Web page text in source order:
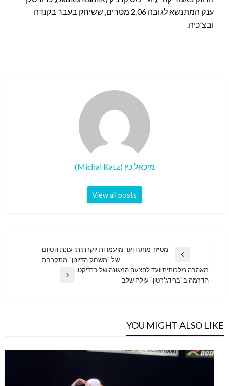
ענק המתנשא לגובה 2.06 מטרים, ששיחק בעבר בקנדה
ובצ'כיה.
מיכאל כץ (Michal Katz)
View all posts
Previous
Post
מטיזר מותח ועד מועמדות יוקרתית: עונת הסיום
של "משחק הדיונון" מתקרבת
Next
מאהבה מלכותית ועד להצעה המגונה של בנדיקט:
הדרמה ב"ברידג'רטון" עולה שלב
YOU MIGHT ALSO LIKE